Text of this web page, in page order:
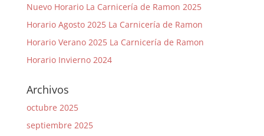
Nuevo Horario La Carnicería de Ramon 2025
Horario Agosto 2025 La Carnicería de Ramon
Horario Verano 2025 La Carnicería de Ramon
Horario Invierno 2024
Archivos
octubre 2025
septiembre 2025